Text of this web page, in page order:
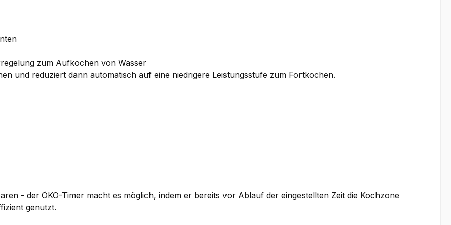
zum Aufkochen von Wasser
und reduziert dann automatisch auf eine niedrigere Leistungsstufe zum Fortkochen.
- der ÖKO-Timer macht es möglich, indem er bereits vor Ablauf der eingestellten Zeit die Kochzone
genutzt.